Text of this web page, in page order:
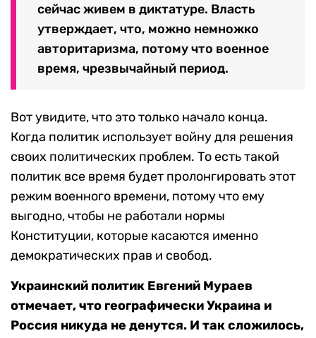
сейчас живем в диктатуре. Власть
утверждает, что, можно немножко
авторитаризма, потому что военное
время, чрезвычайный период.
Вот увидите, что это только начало конца.
Когда политик использует войну для решения
своих политических проблем. То есть такой
политик все время будет пролонгировать этот
режим военного времени, потому что ему
выгодно, чтобы не работали нормы
Конституции, которые касаются именно
демократических прав и свобод.
Украинский политик Евгений Мураев
отмечает, что географически Украина и
Россия никуда не денутся. И так сложилось,